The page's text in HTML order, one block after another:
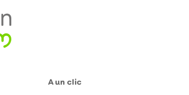
A un clic